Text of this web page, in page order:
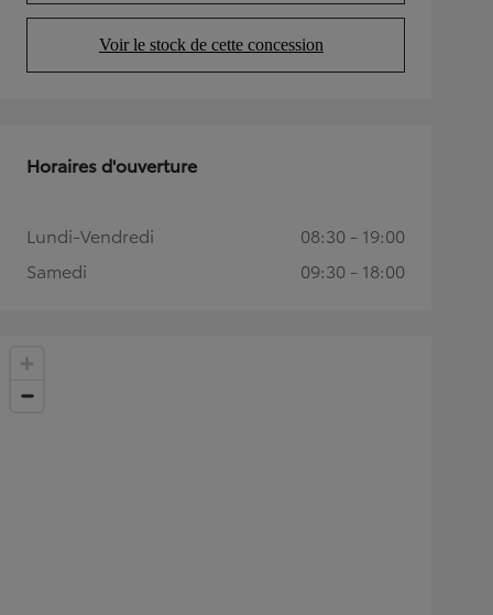
Voir le stock de cette concession
(Opens in new tab)
Horaires d'ouverture
Lundi-Vendredi
08:30 - 19:00
Samedi
09:30 - 18:00